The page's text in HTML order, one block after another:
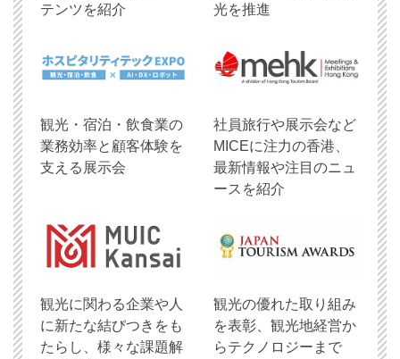
テンツを紹介
光を推進
観光・宿泊・飲食業の
業務効率と顧客体験を
支える展示会
社員旅行や展示会など
MICEに注力の香港、
最新情報や注目のニュ
ースを紹介
観光に関わる企業や人
に新たな結びつきをも
たらし、様々な課題解
観光の優れた取り組み
を表彰、観光地経営か
らテクノロジーまで